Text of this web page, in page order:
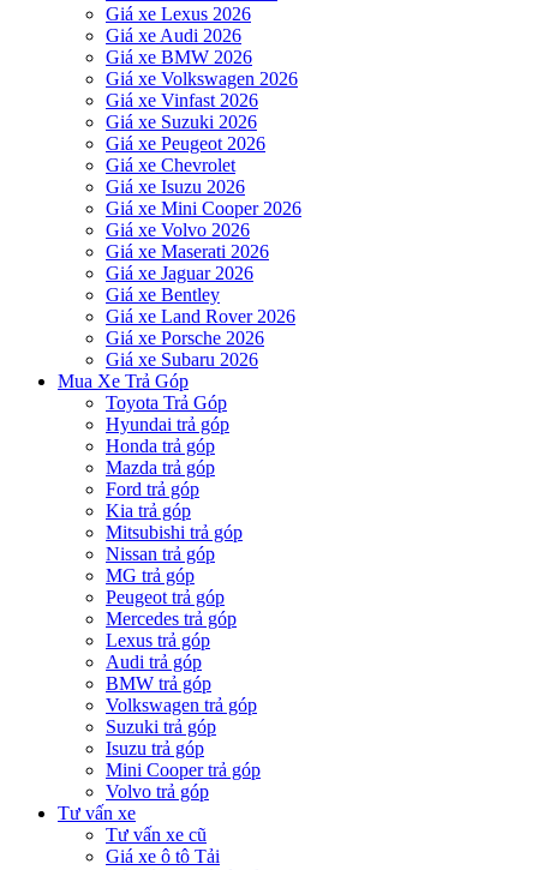
Giá xe Lexus 2026
Giá xe Audi 2026
Giá xe BMW 2026
Giá xe Volkswagen 2026
Giá xe Vinfast 2026
Giá xe Suzuki 2026
Giá xe Peugeot 2026
Giá xe Chevrolet
Giá xe Isuzu 2026
Giá xe Mini Cooper 2026
Giá xe Volvo 2026
Giá xe Maserati 2026
Giá xe Jaguar 2026
Giá xe Bentley
Giá xe Land Rover 2026
Giá xe Porsche 2026
Giá xe Subaru 2026
Mua Xe Trả Góp
Toyota Trả Góp
Hyundai trả góp
Honda trả góp
Mazda trả góp
Ford trả góp
Kia trả góp
Mitsubishi trả góp
Nissan trả góp
MG trả góp
Peugeot trả góp
Mercedes trả góp
Lexus trả góp
Audi trả góp
BMW trả góp
Volkswagen trả góp
Suzuki trả góp
Isuzu trả góp
Mini Cooper trả góp
Volvo trả góp
Tư vấn xe
Tư vấn xe cũ
Giá xe ô tô Tải